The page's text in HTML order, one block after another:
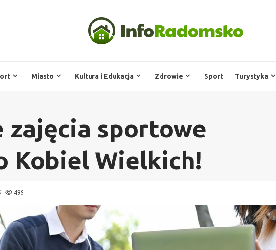
Miasto Kultura i Edukacja Zdrowie Sport Turystyka
zajęcia sportowe
Kobiel Wielkich!
499